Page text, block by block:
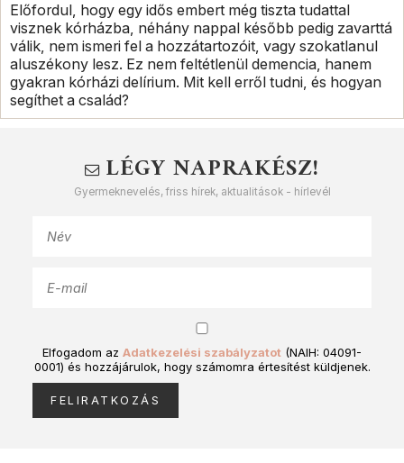
Előfordul, hogy egy idős embert még tiszta tudattal
visznek kórházba, néhány nappal később pedig zavarttá
válik, nem ismeri fel a hozzátartozóit, vagy szokatlanul
aluszékony lesz. Ez nem feltétlenül demencia, hanem
gyakran kórházi delírium. Mit kell erről tudni, és hogyan
segíthet a család?
LÉGY NAPRAKÉSZ!
Gyermeknevelés, friss hírek, aktualitások - hírlevél
Elfogadom az Adatkezelési szabályzatot (NAIH: 04091-
0001) és hozzájárulok, hogy számomra értesítést küldjenek.